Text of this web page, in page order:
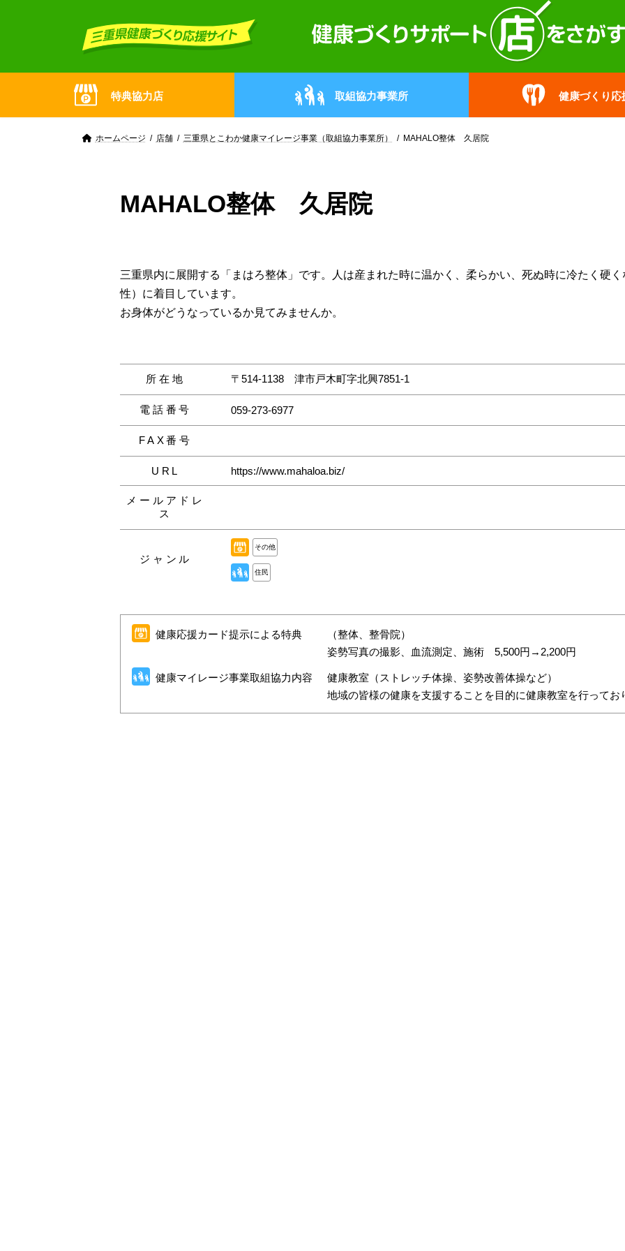
特典協力店 取組協力事業所 健康づくり応
ホームページ 店舗 三重県とこわか健康マイレージ事業（取組協力事業所） MAHALO整体 久居院
MAHALO整体 久居院
三重県内に展開する「まはろ整体」です。人は産まれた時に温かく、柔らかい、死ぬ時に冷たく硬
性）に着目しています。
お身体がどうなっているか見てみませんか。
所在地 〒514-1138 津市戸木町字北興7851-1
電話番号 059-273-6977
FAX番号
URL https://www.mahaloa.biz/
メールアドレ
ス
ジャンル
その他
住民
健康応援カード提示による特典
（整体、整骨院）
姿勢写真の撮影、血流測定、施術 5,500円→2,200円
健康マイレージ事業取組協力内容
健康教室（ストレッチ体操、姿勢改善体操など）
地域の皆様の健康を支援することを目的に健康教室を行ってお